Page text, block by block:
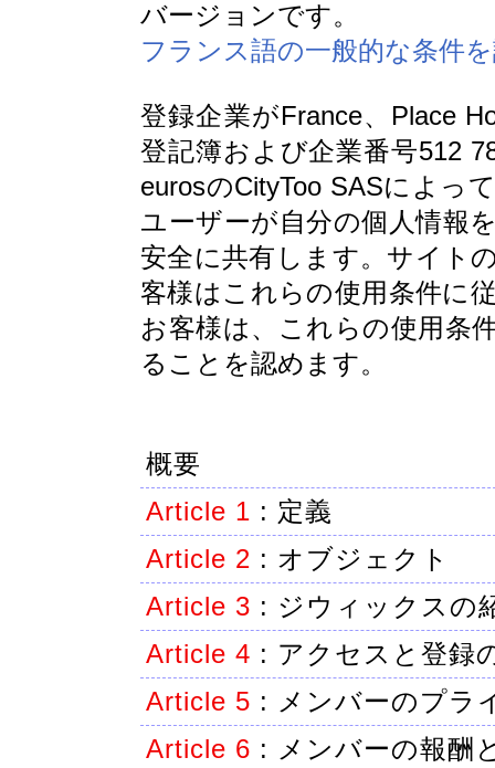
バージョンです。
フランス語の一般的な条件
登録企業がFrance、Place
登記簿および企業番号512
eurosのCityToo SASによっ
ユーザーが自分の個人情報
安全に共有します。サイト
客様はこれらの使用条件に
お客様は、これらの使用条
ることを認めます。
概要
Article 1 : 定義
Article 2 : オブジェクト
Article 3 : ジウィックスの
Article 4 : アクセスと登録
Article 5 :
メンバーのプラ
Article 6 :
メンバーの報酬